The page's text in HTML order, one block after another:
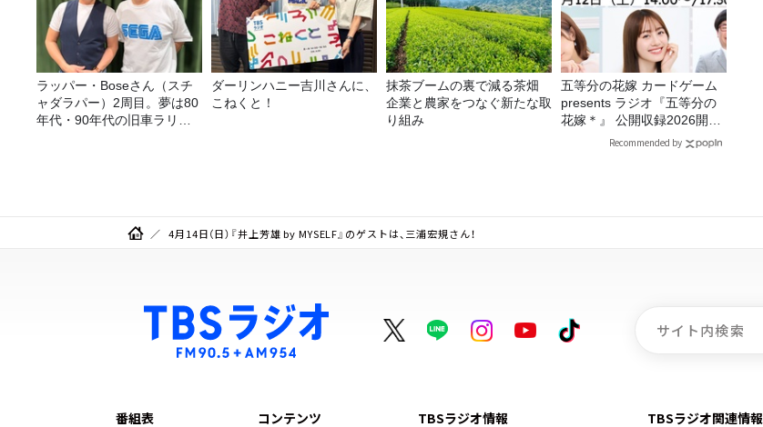
ラッパー・Boseさん（スチ
ャダラパー）2周目。夢は80
年代・90年代の旧車ラリ
ダーリンハニー吉川さんに、
こねくと！
抹茶ブームの裏で減る茶畑
企業と農家をつなぐ新たな取
り組み
五等分の花嫁 カードゲーム
presents ラジオ『五等分の
花嫁＊』 公開収録2026開催
Recommended by
4月14日（日）『井上芳雄 by MYSELF』のゲストは、三浦宏規さん！
番組表 コンテンツ TBSラジオ情報 TBSラジオ関連情報